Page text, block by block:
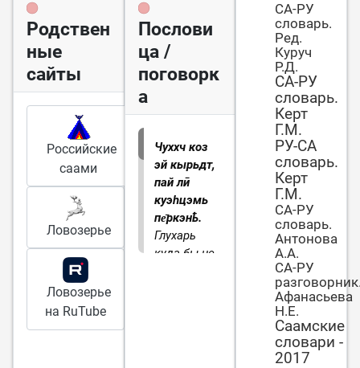
Родствен
ные
сайты
Российские
саами
Ловозерье
Ловозерье
на RuTube
Послови
ца /
поговорк
а
Чуххч коз
эй кырьдт,
пай лӣ
куэһцэмь
пе̄ркэнҍ.
Глухарь
куда бы не
СА-РУ
словарь.
Ред.
Куруч
Р.Д.
СА-РУ
словарь.
Керт
Г.М.
РУ-СА
словарь.
Керт
Г.М.
СА-РУ
словарь.
Антонова
А.А.
СА-РУ
Афанасьева
Н.Е.
Саамские
словари -
2017